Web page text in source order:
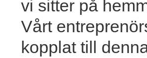
vi sitter på
Vårt
kopplat till